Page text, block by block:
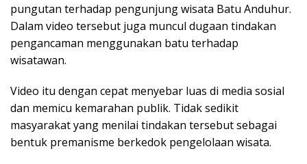
pungutan terhadap pengunjung wisata Batu Anduhur.
Dalam video tersebut juga muncul dugaan tindakan
pengancaman menggunakan batu terhadap
wisatawan.
Video itu dengan cepat menyebar luas di media sosial
dan memicu kemarahan publik. Tidak sedikit
masyarakat yang menilai tindakan tersebut sebagai
bentuk premanisme berkedok pengelolaan wisata.